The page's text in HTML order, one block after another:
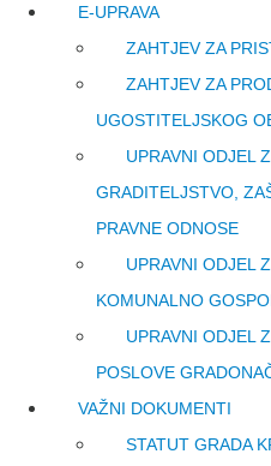
E-UPRAVA
ZAHTJEV ZA
ZAHTJEV ZA
UGOSTITELJSKOG
UPRAVNI ODJEL
GRADITELJSTVO,
PRAVNE ODNOSE
UPRAVNI ODJEL
KOMUNALNO
UPRAVNI ODJEL
POSLOVE
VAŽNI DOKUMENTI
STATUT GRADA